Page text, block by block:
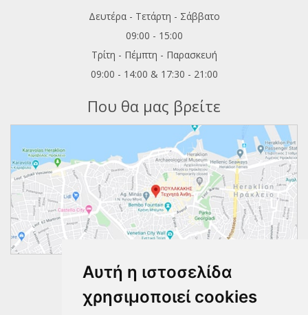
Αυτή η ιστοσελίδα
χρησιμοποιεί cookies
Δευτέρα - Τετάρτη - Σάββατο
09:00 - 15:00
Τρίτη - Πέμπτη - Παρασκευή
09:00 - 14:00 & 17:30 - 21:00
Που θα μας βρείτε
Ακολουθήστε μας